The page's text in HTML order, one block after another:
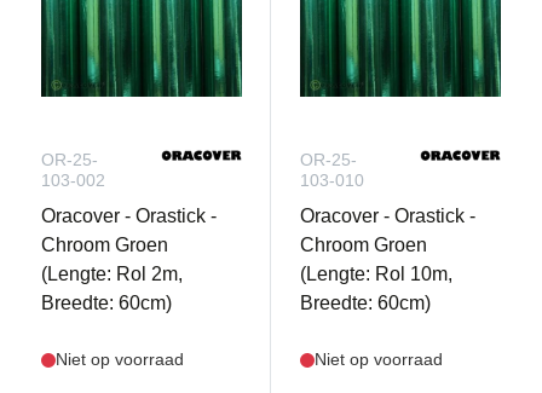
OR-25-
103-002
Oracover - Orastick -
Chroom Groen
(Lengte: Rol 2m,
Breedte: 60cm)
Niet op voorraad
OR-25-
103-010
Oracover - Orastick -
Chroom Groen
(Lengte: Rol 10m,
Breedte: 60cm)
Niet op voorraad